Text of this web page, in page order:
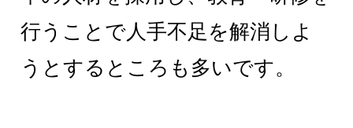
行うことで人手不足を解消しよ
うとするところも多いです。